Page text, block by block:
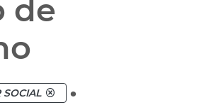
de
SOCIAL .